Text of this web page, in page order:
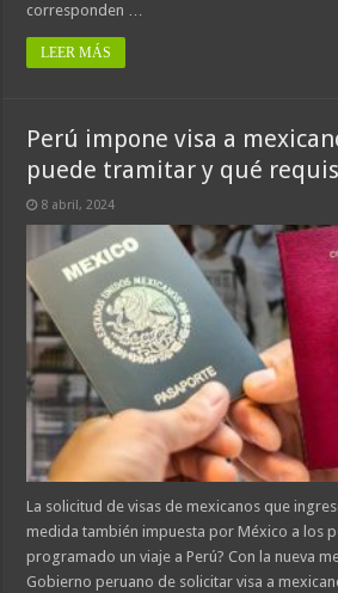
corresponden …
LEER MÁS
Perú impone visa a
puede tramitar y qué
8 abril, 2024
La solicitud de visas de mexicanos que
medida también impuesta por México a los
programado un viaje a Perú? Con la nueva
Gobierno peruano de solicitar visa a